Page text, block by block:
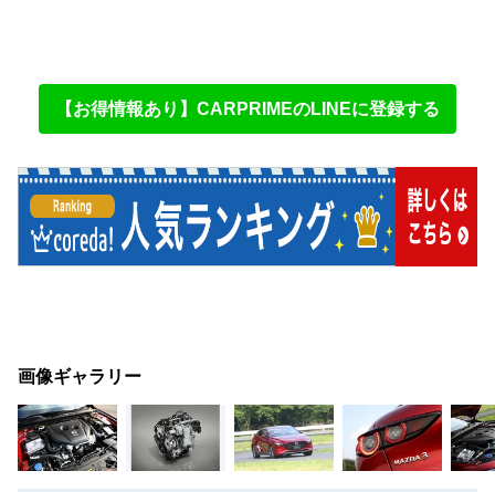
【お得情報あり】CARPRIMEのLINEに登録する
画像ギャラリー